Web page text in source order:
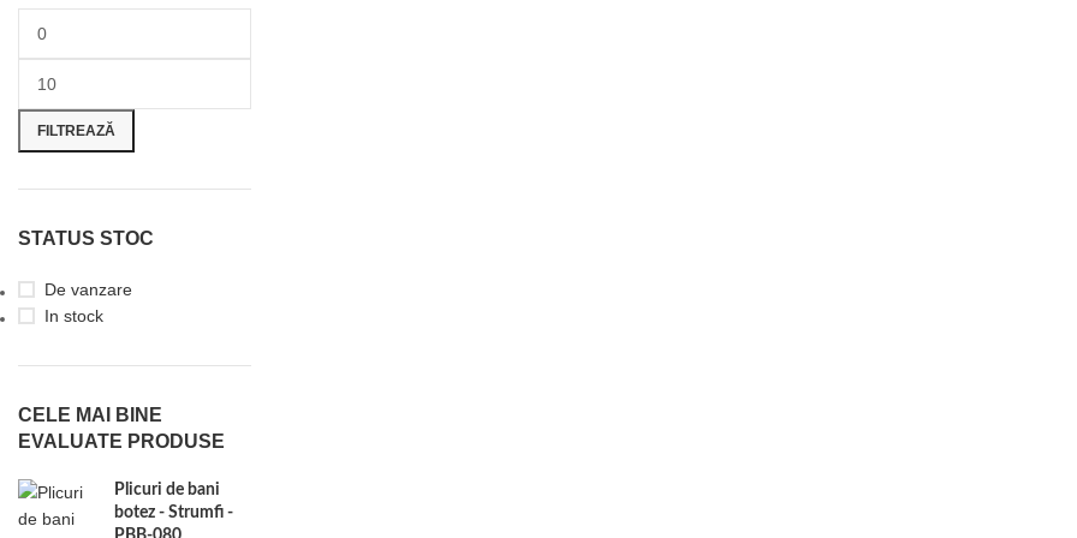
FILTREAZĂ
STATUS STOC
De vanzare
In stock
CELE MAI BINE
EVALUATE PRODUSE
Plicuri de bani
botez - Strumfi -